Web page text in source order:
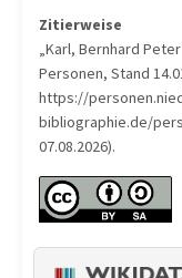
Zitierweise
„Karl, Bernhard
Personen, Stand
https://
bibliographie.de/
07.08.2026).